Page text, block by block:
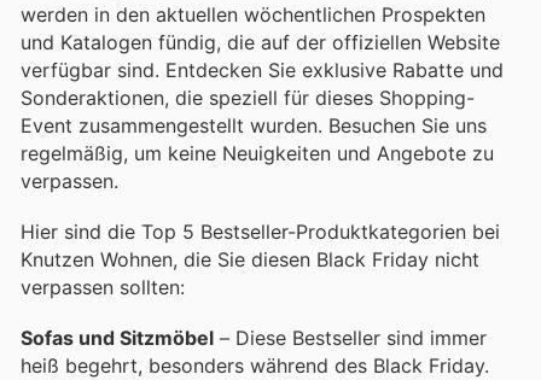
werden in den aktuellen wöchentlichen Prospekten
und Katalogen fündig, die auf der offiziellen Website
verfügbar sind. Entdecken Sie exklusive Rabatte und
Sonderaktionen, die speziell für dieses Shopping-
Event zusammengestellt wurden. Besuchen Sie uns
regelmäßig, um keine Neuigkeiten und Angebote zu
verpassen.
Hier sind die Top 5 Bestseller-Produktkategorien bei
Knutzen Wohnen, die Sie diesen Black Friday nicht
verpassen sollten:
Sofas und Sitzmöbel – Diese Bestseller sind immer
heiß begehrt, besonders während des Black Friday.